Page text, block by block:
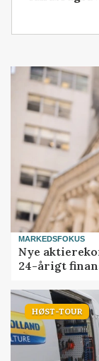
MARKEDSFOKUS
Nye
24-årigt
HØST-TOUR